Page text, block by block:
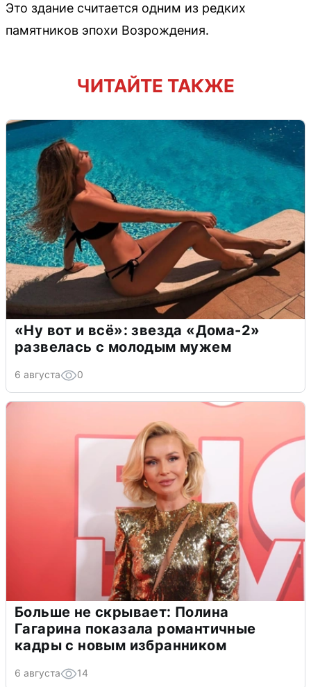
Это здание считается одним из редких
памятников эпохи Возрождения.
ЧИТАЙТЕ ТАКЖЕ
«Ну вот и всё»: звезда «Дома-2»
развелась с молодым мужем
6 августа 0
Больше не скрывает: Полина
Гагарина показала романтичные
кадры с новым избранником
6 августа 14